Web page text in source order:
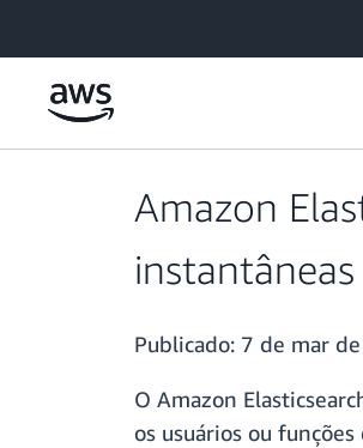
Amazon
Publicado: 7 de mar
O Amazon
os usuários ou funções